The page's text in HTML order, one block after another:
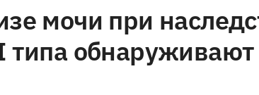
мочи при
типа обнаруживают